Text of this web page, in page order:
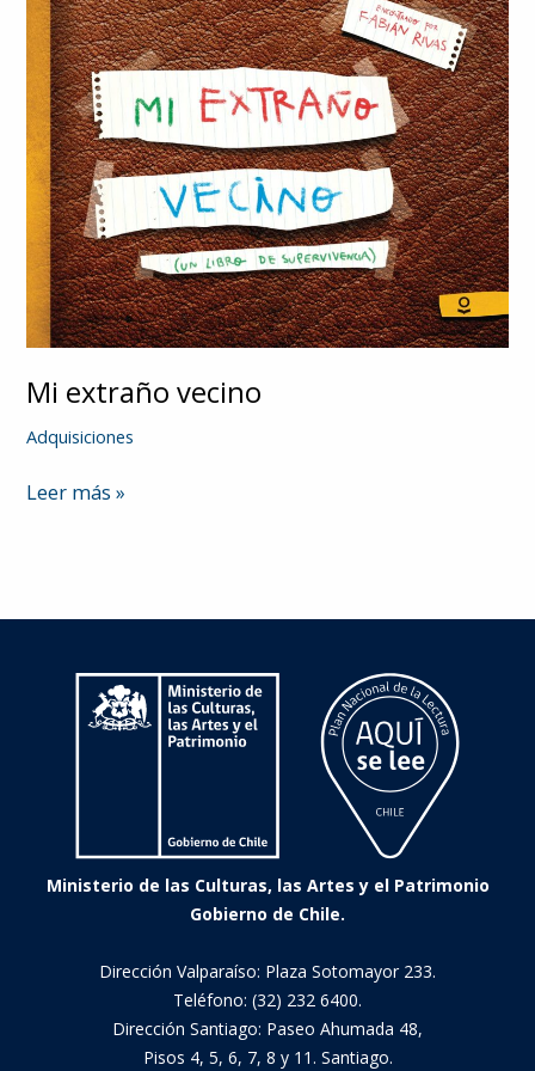
Mi extraño vecino
Adquisiciones
Mi
Leer más »
Ministerio de las Culturas, las Artes y el Patrimonio
Gobierno de Chile.
Dirección Valparaíso: Plaza Sotomayor 233.
Teléfono: (32) 232 6400.
Dirección Santiago: Paseo Ahumada 48,
Pisos 4, 5, 6, 7, 8 y 11. Santiago.